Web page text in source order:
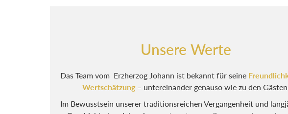
Unsere Werte
Das Team vom Erzherzog Johann ist bekannt für seine
Wertschätzung– untereinander genauso wie zu den
Im Bewusstsein unserer traditionsreichen Vergangenheit und